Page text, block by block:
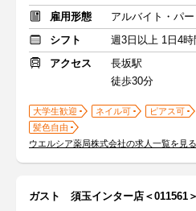
雇用形態
アルバイト・パー
シフト
週3日以上 1日4
アクセス
長坂駅
徒歩30分
大学生歓迎 ネイル可 ピアス可
髪色自由
ウエルシア薬局株式会社の求人一覧を見る
ガスト 須玉インター店＜011561＞